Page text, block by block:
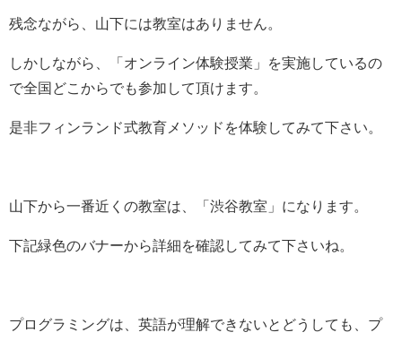
残念ながら、山下には教室はありません。
しかしながら、「オンライン体験授業」を実施しているの
で全国どこからでも参加して頂けます。
是非フィンランド式教育メソッドを体験してみて下さい。
山下から一番近くの教室は、「渋谷教室」になります。
下記緑色のバナーから詳細を確認してみて下さいね。
プログラミングは、英語が理解できないとどうしても、プ